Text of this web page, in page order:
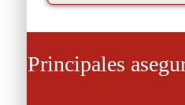
Principales